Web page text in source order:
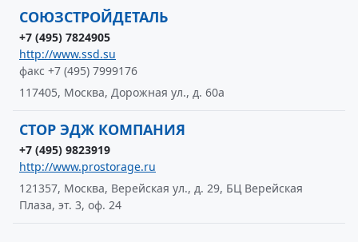
СОЮЗСТРОЙДЕТАЛЬ
+7 (495) 7824905
http://www.ssd.su
факс +7 (495) 7999176
117405, Москва, Дорожная ул., д. 60а
СТОР ЭДЖ КОМПАНИЯ
+7 (495) 9823919
http://www.prostorage.ru
121357, Москва, Верейская ул., д. 29, БЦ Верейская
Плаза, эт. 3, оф. 24